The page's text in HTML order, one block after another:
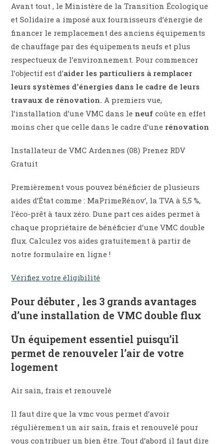
Avant tout , le Ministère de la Transition Écologique
et Solidaire a imposé aux fournisseurs d’énergie de
financer le remplacement des anciens équipements
de chauffage par des équipements neufs et plus
respectueux de l’environnement. Pour commencer
l’objectif est d’aider les particuliers à remplacer
leurs systèmes d’énergies dans le cadre de leurs
travaux de rénovation. A premiers vue,
l’installation d’une VMC dans le neuf coûte en effet
moins cher que celle dans le cadre d’une rénovation
Installateur de VMC Ardennes (08) Prenez RDV
Gratuit
Premièrement vous pouvez bénéficier de plusieurs
aides d’État comme : MaPrimeRénov’, la TVA à 5,5 %,
l’éco-prêt à taux zéro. Dune part ces aides permet à
chaque propriétaire de bénéficier d’une VMC double
flux. Calculez vos aides gratuitement à partir de
notre formulaire en ligne !
Vérifiez votre éligibilité
Pour débuter , les 3 grands avantages
d’une installation de VMC double flux
Un équipement essentiel puisqu’il
permet de renouveler l’air de votre
logement
Air sain, frais et renouvelé
ll faut dire que la vmc vous permet d’avoir
régulièrement un air sain, frais et renouvelé pour
vous contribuer un bien être. Tout d’abord il faut dire